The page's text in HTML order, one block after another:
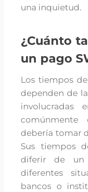
una inquietud.
¿Cuánto
un pago
Los tiempos
dependen de
involucradas
comúnmente
debería tomar
Sus tiempos
diferir de
diferentes
bancos o